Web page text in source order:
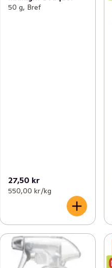
50 g, Bref
27,50 kr
550,00 kr /kg